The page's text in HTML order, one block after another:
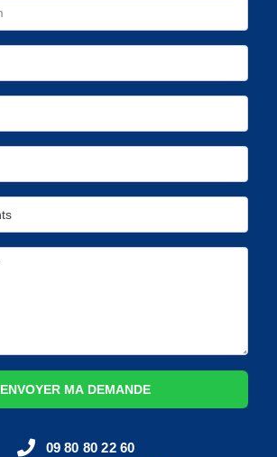
ENVOYER MA DEMANDE
09 80 80 22 60